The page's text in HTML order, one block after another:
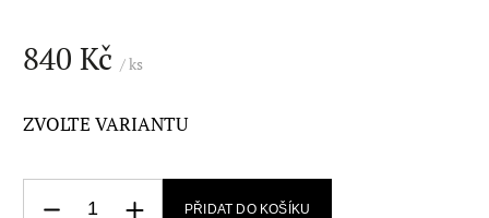
840 Kč / ks
ZVOLTE VARIANTU
PŘIDAT DO KOŠÍKU